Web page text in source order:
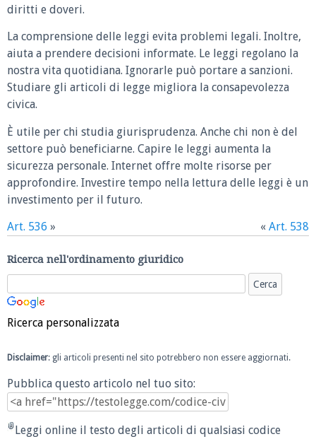
diritti e doveri.
La comprensione delle leggi evita problemi legali. Inoltre,
aiuta a prendere decisioni informate. Le leggi regolano la
nostra vita quotidiana. Ignorarle può portare a sanzioni.
Studiare gli articoli di legge migliora la consapevolezza
civica.
È utile per chi studia giurisprudenza. Anche chi non è del
settore può beneficiarne. Capire le leggi aumenta la
sicurezza personale. Internet offre molte risorse per
approfondire. Investire tempo nella lettura delle leggi è un
investimento per il futuro.
Art. 536 » « Art. 538
Ricerca nell'ordinamento giuridico
Ricerca personalizzata
Disclaimer: gli articoli presenti nel sito potrebbero non essere aggiornati.
Pubblica questo articolo nel tuo sito:
Leggi online il testo degli articoli di qualsiasi codice